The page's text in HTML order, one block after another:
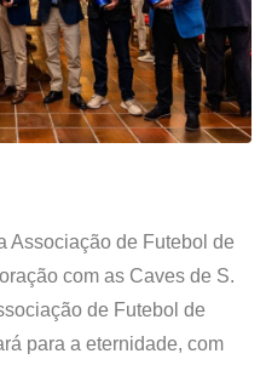
Associação de Futebol de
com as Caves de S.
de Futebol de
para a eternidade, com